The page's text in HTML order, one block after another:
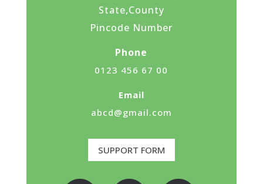
State,County
Pincode Number
Phone
0123 456 67 00
Email
abcd@gmail.com
SUPPORT FORM